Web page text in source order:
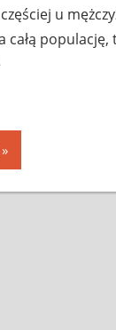
u
całą